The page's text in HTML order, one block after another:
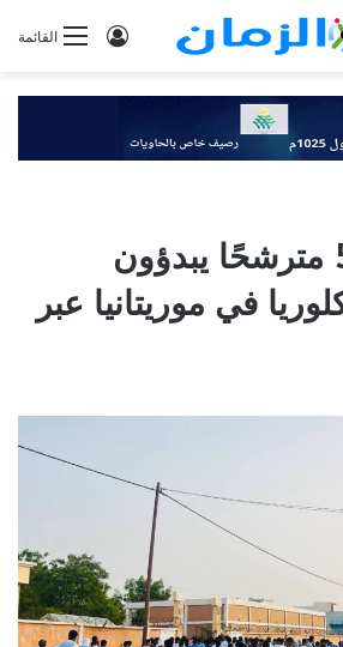
القائمةتسجيل
64 ألفًا و532 مترشحًا يبدؤون
في موريتانيا عبر